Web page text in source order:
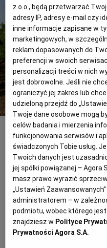
Fasola Piękny Jaś z Wrzaw; roślina jest
dożywiania. Chwasty trzeba wyrwać
nasadzenie.Paulina JAKOBIEC
Na Marka ostatnia
Na wiosnę trzeba posiać
udeptać. Kiedy wzejdzie,
się pale albo tyczki – do
z o.o., będą przetwarzać
adresy IP, adresy e-mail czy
inne informacje zapisane w
marketingowych, w
reklam dopasowanych do
preferencji w swoich
personalizacji treści w nich
jest dobrowolne. Jeśli nie
ograniczyć jej zakres lub
udzieloną przejdź do
Twoje dane osobowe mogą
celów badania i mierzenia
funkcjonowania serwisów i
świadczonych Tobie usług.
Twoich danych jest
jej spółki powiązanej – Agora
masz prawo wyrazić
„Ustawień
administratorem – w
podmiotu, wobec którego
znajdziesz w Polityce
Prywatności Agora S.A.